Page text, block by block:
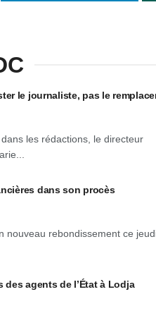
le journaliste, pas le
les rédactions, le directeur
dans son procès
nouveau rebondissement ce
agents de l’État à Lodja